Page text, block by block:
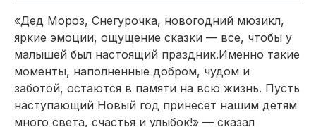
«Дед Мороз, Снегурочка, новогодний мюзикл,
яркие эмоции, ощущение сказки — все, чтобы у
малышей был настоящий праздник.Именно такие
моменты, наполненные добром, чудом и
заботой, остаются в памяти на всю жизнь. Пусть
наступающий Новый год принесет нашим детям
много света, счастья и улыбок!» — сказал